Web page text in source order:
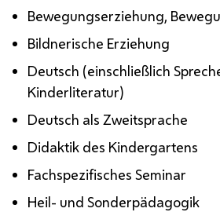
Bewegungserziehung,
Bildnerische Erziehung
Deutsch (einschließlich
Kinderliteratur)
Deutsch als Zweitsprache
Didaktik des Kindergartens
Fachspezifisches Seminar
Heil- und Sonderpädagogik